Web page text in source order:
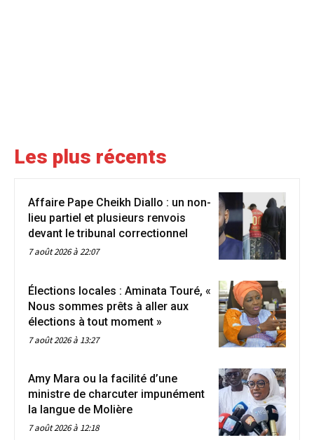
Les plus récents
Affaire Pape Cheikh Diallo : un non-
lieu partiel et plusieurs renvois
devant le tribunal correctionnel
7 août 2026 à 22:07
Élections locales : Aminata Touré, «
Nous sommes prêts à aller aux
élections à tout moment »
7 août 2026 à 13:27
Amy Mara ou la facilité d’une
ministre de charcuter impunément
la langue de Molière
7 août 2026 à 12:18